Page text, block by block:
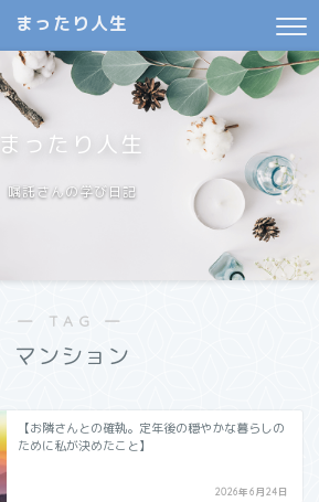
まったり人生
まったり人生
嘱託さんの学び日記
― TAG ―
マンション
【お隣さんとの確執。定年後の穏やかな暮らしの
ために私が決めたこと】
2026年6月24日